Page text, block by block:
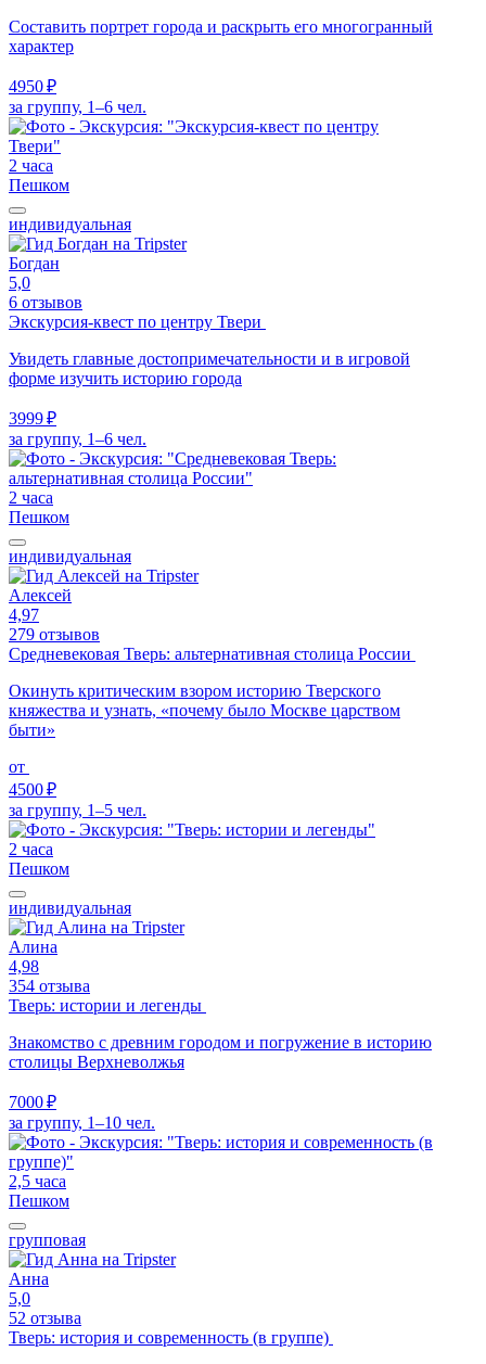
Составить портрет города и раскрыть его многогранный
характер
4950 ₽
за группу, 1–6 чел.
2 часа
Пешком
индивидуальная
Богдан
5,0
6 отзывов
Экскурсия-квест по центру Твери
Увидеть главные достопримечательности и в игровой
форме изучить историю города
3999 ₽
за группу, 1–6 чел.
2 часа
Пешком
индивидуальная
Алексей
4,97
279 отзывов
Средневековая Тверь: альтернативная столица России
Окинуть критическим взором историю Тверского
княжества и узнать, «почему было Москве царством
быти»
от
4500 ₽
за группу, 1–5 чел.
2 часа
Пешком
индивидуальная
Алина
4,98
354 отзыва
Тверь: истории и легенды
Знакомство с древним городом и погружение в историю
столицы Верхневолжья
7000 ₽
за группу, 1–10 чел.
2,5 часа
Пешком
групповая
Анна
5,0
52 отзыва
Тверь: история и современность (в группе)